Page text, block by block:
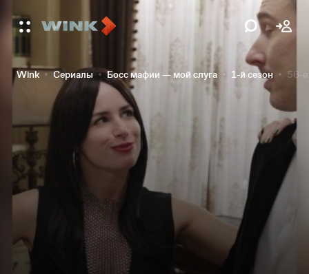
Wink Сериалы Босс мафии — мой слуга 1-й сезон 56-я